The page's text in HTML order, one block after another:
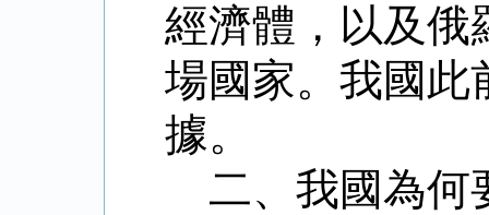
經濟體，以及俄
場國家。我國此
據。
二、我國為何